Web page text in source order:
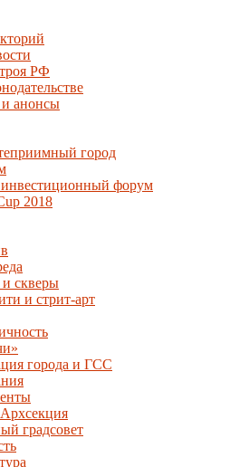
РФ
анонсы
город
форум
2018
скверы
и стрит-арт
города и ГСС
градсовет